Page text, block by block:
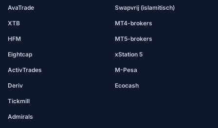
AvaTrade
XTB
HFM
Eightcap
ActivTrades
Deriv
Tickmill
Admirals
Swapvrij (islamitisch)
MT4-brokers
MT5-brokers
xStation 5
M-Pesa
Ecocash